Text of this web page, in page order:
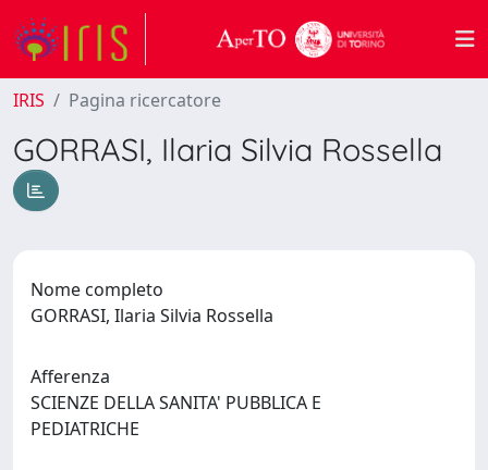
IRIS Pagina ricercatore
GORRASI, Ilaria Silvia Rossella
Nome completo
GORRASI, Ilaria Silvia Rossella
Afferenza
SCIENZE DELLA SANITA' PUBBLICA E
PEDIATRICHE